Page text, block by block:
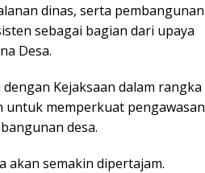
dinas, serta pembangunan
sebagai bagian dari upaya
Desa.
Kejaksaan dalam rangka
untuk memperkuat pengawasan
desa.
akan semakin dipertajam.